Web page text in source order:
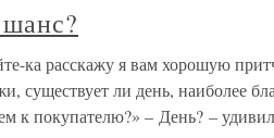
ка расскажу я вам хорошую
существует ли день, наиболее
к покупателю?» – День? –